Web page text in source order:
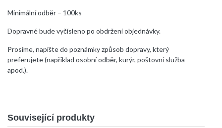
Minimální odběr – 100ks
Dopravné bude vyčísleno po obdržení objednávky.
Prosíme, napište do poznámky způsob dopravy, který
preferujete (například osobní odběr, kurýr, poštovní služba
apod.).
Související produkty